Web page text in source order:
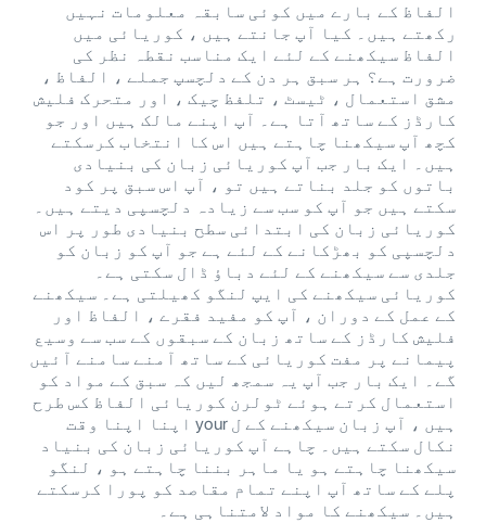
الفاظ کے بارے میں کوئی سابقہ ​​معلومات نہیں
رکھتے ہیں۔ کیا آپ جانتے ہیں ، کوریائی میں
الفاظ سیکھنے کے لئے ایک مناسب نقطہ نظر کی
ضرورت ہے؟ ہر سبق ہر دن کے دلچسپ جملے ، الفاظ ،
مشق استعمال ، ٹیسٹ ، تلفظ چیک ، اور متحرک فلیش
کارڈز کے ساتھ آتا ہے۔ آپ اپنے مالک ہیں اور جو
کچھ آپ سیکھنا چاہتے ہیں اس کا انتخاب کرسکتے
ہیں۔ ایک بار جب آپ کوریائی زبان کی بنیادی
باتوں کو جلد بناتے ہیں تو ، آپ اس سبق پر کود
سکتے ہیں جو آپ کو سب سے زیادہ دلچسپی دیتے ہیں۔
کوریائی زبان کی ابتدائی سطح بنیادی طور پر اس
دلچسپی کو بھڑکانے کے لئے ہے جو آپ کو زبان کو
جلدی سے سیکھنے کے لئے دباؤ ڈال سکتی ہے۔
کوریائی سیکھنے کی ایپ لنگو کھیلتی ہے۔ سیکھنے
کے عمل کے دوران ، آپ کو مفید فقرے ، الفاظ اور
فلیش کارڈز کے ساتھ زبان کے سبقوں کے سب سے وسیع
پیمانے پر مفت کوریائی کے ساتھ آمنے سامنے آئیں
گے۔ ایک بار جب آپ یہ سمجھ لیں کہ سبق کے مواد کو
استعمال کرتے ہوئے ٹولرن کوریائی الفاظ کس طرح
ہیں ، آپ زبان سیکھنے کے ل your اپنا اپنا وقت
نکال سکتے ہیں۔ چاہے آپ کوریائی زبان کی بنیاد
سیکھنا چاہتے ہو یا ماہر بننا چاہتے ہو ، لنگو
پلے کے ساتھ آپ اپنے تمام مقاصد کو پورا کرسکتے
ہیں۔ سیکھنے کا مواد لامتناہی ہے۔